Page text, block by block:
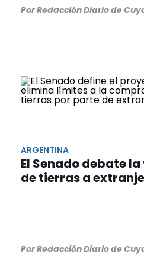
Por Redacción Diario de
ARGENTINA
El Senado debate
de tierras a
Por Redacción Diario de